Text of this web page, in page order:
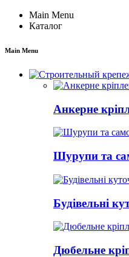
Main Menu
Каталог
Main Menu
Анкерне
Шурупи та
Будівельні
Дюбельне